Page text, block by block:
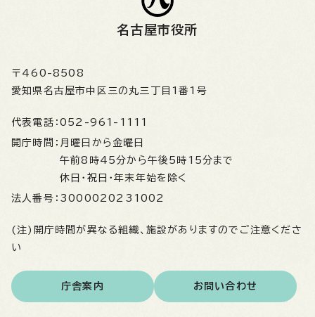
名古屋市役所
〒460-8508
愛知県名古屋市中区三の丸三丁目1番1号
代表電話： 052-961-1111
開庁時間： 月曜日から金曜日
午前8時45分から午後5時15分まで
休日・祝日・年末年始を除く
法人番号： 3000020231002
(注)開庁時間が異なる組織、施設がありますのでご注意くださ
い
庁舎案内 お問い合わせ